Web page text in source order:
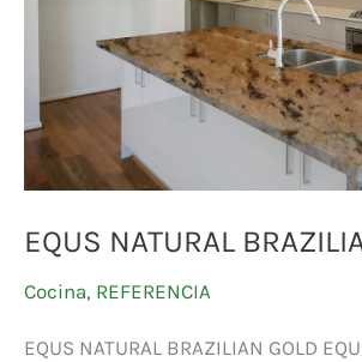
EQUS NATURAL
Cocina, REFERENCIA
EQUS NATURAL BRAZILIAN GOLD